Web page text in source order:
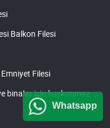
Balkon Filesi
Filesi
binalar için kuşkonmaz
Whatsapp